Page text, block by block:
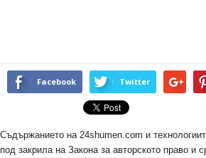
Facebook Twitter
Съдържанието на 24shumen.com и
под закрила на Закона за авторското право и